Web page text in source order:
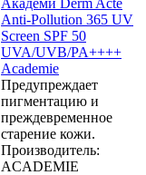
Anti-Pollution 365 UV
Screen SPF 50
UVA/UVB/PA++++
Academie
Предупреждает
пигментацию и
преждевременное
старение кожи.
Производитель:
ACADEMIE